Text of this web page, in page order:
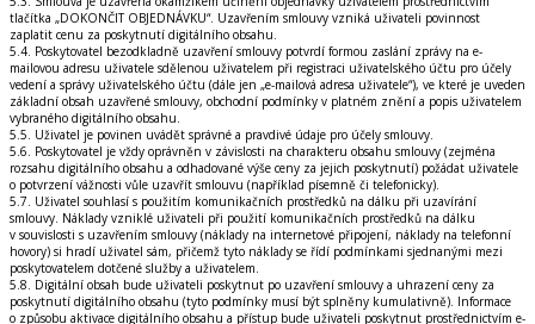
tlačítka „DOKONČIT OBJEDNÁVKU“. Uzavřením smlouvy vzniká uživateli povinnost
zaplatit cenu za poskytnutí digitálního obsahu.
5.4. Poskytovatel bezodkladně uzavření smlouvy potvrdí formou zaslání zprávy na e-
mailovou adresu uživatele sdělenou uživatelem při registraci uživatelského účtu pro účely
vedení a správy uživatelského účtu (dále jen „e-mailová adresa uživatele“), ve které je uveden
základní obsah uzavřené smlouvy, obchodní podmínky v platném znění a popis uživatelem
vybraného digitálního obsahu.
5.5. Uživatel je povinen uvádět správné a pravdivé údaje pro účely smlouvy.
5.6. Poskytovatel je vždy oprávněn v závislosti na charakteru obsahu smlouvy (zejména
rozsahu digitálního obsahu a odhadované výše ceny za jejich poskytnutí) požádat uživatele
o potvrzení vážnosti vůle uzavřít smlouvu (například písemně či telefonicky).
5.7. Uživatel souhlasí s použitím komunikačních prostředků na dálku při uzavírání
smlouvy. Náklady vzniklé uživateli při použití komunikačních prostředků na dálku
v souvislosti s uzavřením smlouvy (náklady na internetové připojení, náklady na telefonní
hovory) si hradí uživatel sám, přičemž tyto náklady se řídí podmínkami sjednanými mezi
poskytovatelem dotčené služby a uživatelem.
5.8. Digitální obsah bude uživateli poskytnut po uzavření smlouvy a uhrazení ceny za
poskytnutí digitálního obsahu (tyto podmínky musí být splněny kumulativně). Informace
o způsobu aktivace digitálního obsahu a přístup bude uživateli poskytnut prostřednictvím e-